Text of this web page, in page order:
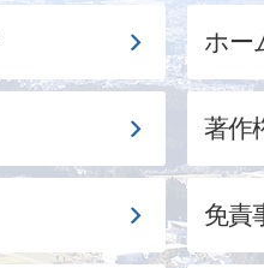
ホー
著作
免責